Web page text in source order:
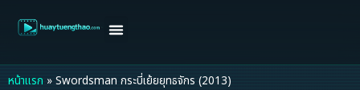
หน้าแรก » Swordsman กระบี่เย้ยยุทธจักร (2013)